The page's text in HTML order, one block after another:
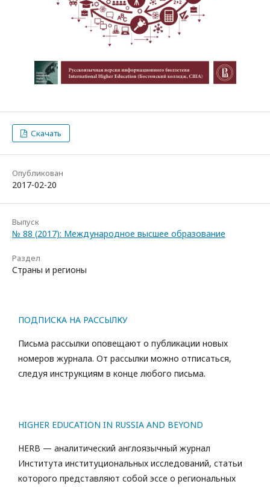
Скачать
Опубликован
2017-02-20
Выпуск
№ 88 (2017): Международное высшее образование
Раздел
Страны и регионы
ПОДПИСКА НА РАССЫЛКУ
Письма рассылки оповещают о публикации новых
номеров журнала. От рассылки можно отписаться,
следуя инструкциям в конце любого письма.
HIGHER EDUCATION IN RUSSIA AND BEYOND
HERB — аналитический англоязычный журнал
Института институциональных исследований, статьи
которого представляют собой эссе о региональных